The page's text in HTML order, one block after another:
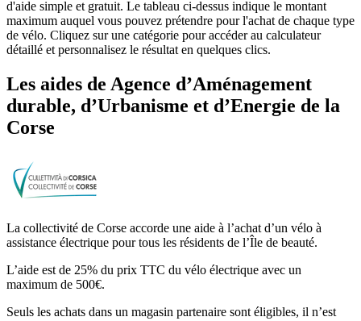
d'aide simple et gratuit. Le tableau ci-dessus indique le montant
maximum auquel vous pouvez prétendre pour l'achat de chaque type
de vélo. Cliquez sur une catégorie pour accéder au calculateur
détaillé et personnalisez le résultat en quelques clics.
Les aides de Agence d’Aménagement
durable, d’Urbanisme et d’Energie de la
Corse
La collectivité de Corse accorde une aide à l’achat d’un vélo à
assistance électrique pour tous les résidents de l’Île de beauté.
L’aide est de 25% du prix TTC du vélo électrique avec un
maximum de 500€.
Seuls les achats dans un magasin partenaire sont éligibles, il n’est